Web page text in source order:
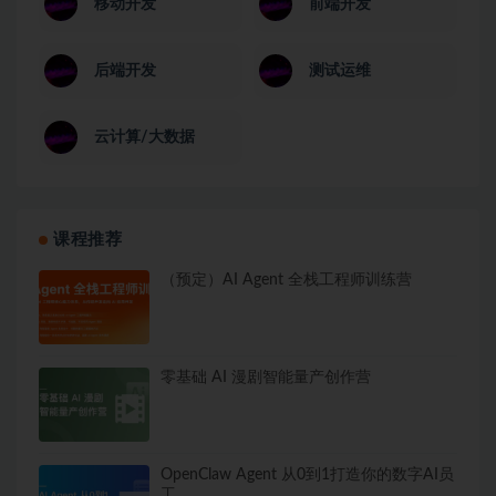
移动开发 前端开发
后端开发 测试运维
云计算/大数据
课程推荐
（预定）AI Agent 全栈工程师训练营
零基础 AI 漫剧智能量产创作营
OpenClaw Agent 从0到1打造你的数字AI员